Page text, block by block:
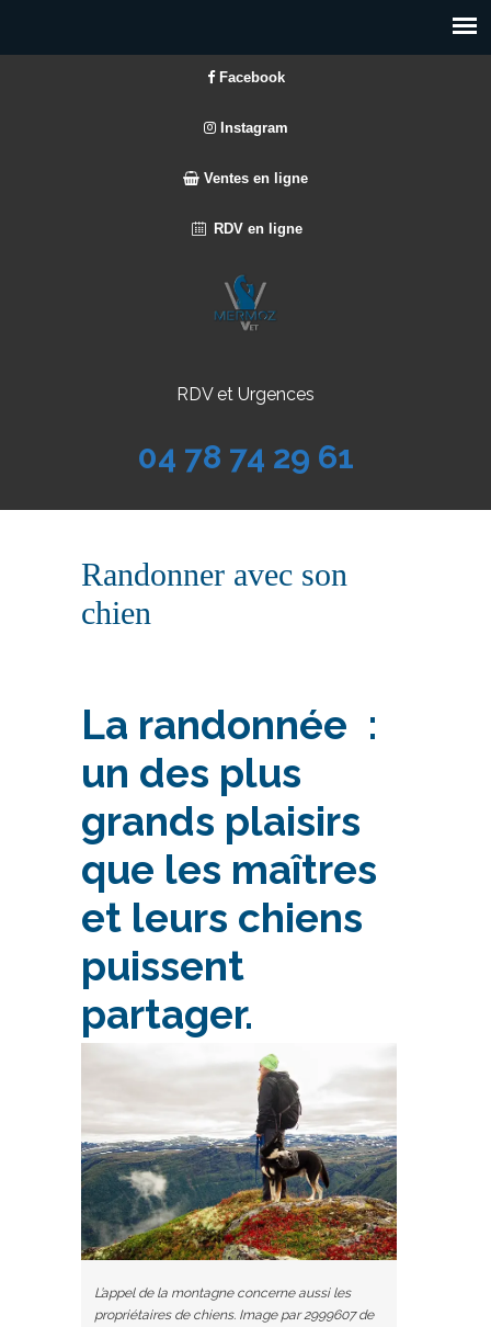
Facebook
Instagram
Ventes en ligne
RDV en ligne
RDV et Urgences
04 78 74 29 61
Randonner avec son
chien
La randonnée :
un des plus
grands plaisirs
que les maîtres
et leurs chiens
puissent
partager.
L’appel de la montagne concerne aussi les
propriétaires de chiens. Image par 2999607 de